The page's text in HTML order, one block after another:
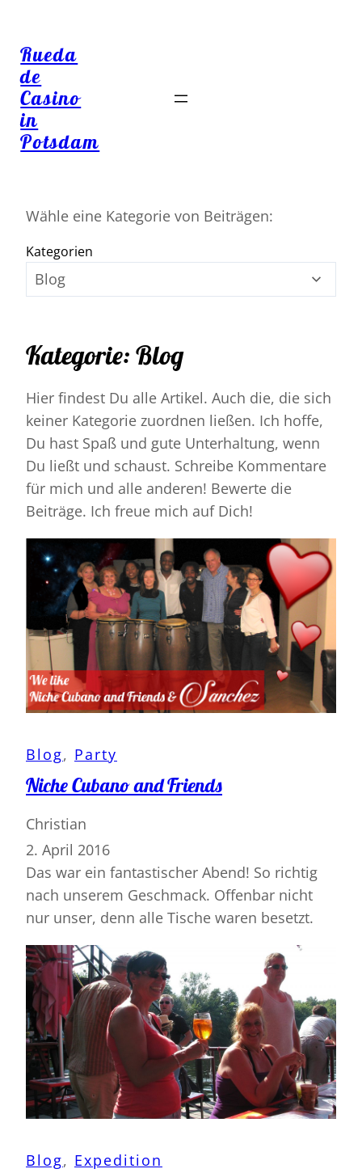
Rueda
de
Casino
in
Potsdam
Wähle eine Kategorie von Beiträgen:
Kategorien
Kategorie: Blog
Hier findest Du alle Artikel. Auch die, die sich
keiner Kategorie zuordnen ließen. Ich hoffe,
Du hast Spaß und gute Unterhaltung, wenn
Du ließt und schaust. Schreibe Kommentare
für mich und alle anderen! Bewerte die
Beiträge. Ich freue mich auf Dich!
Blog, Party
Niche Cubano and Friends
Christian
2. April 2016
Das war ein fantastischer Abend! So richtig
nach unserem Geschmack. Offenbar nicht
nur unser, denn alle Tische waren besetzt.
Blog, Expedition